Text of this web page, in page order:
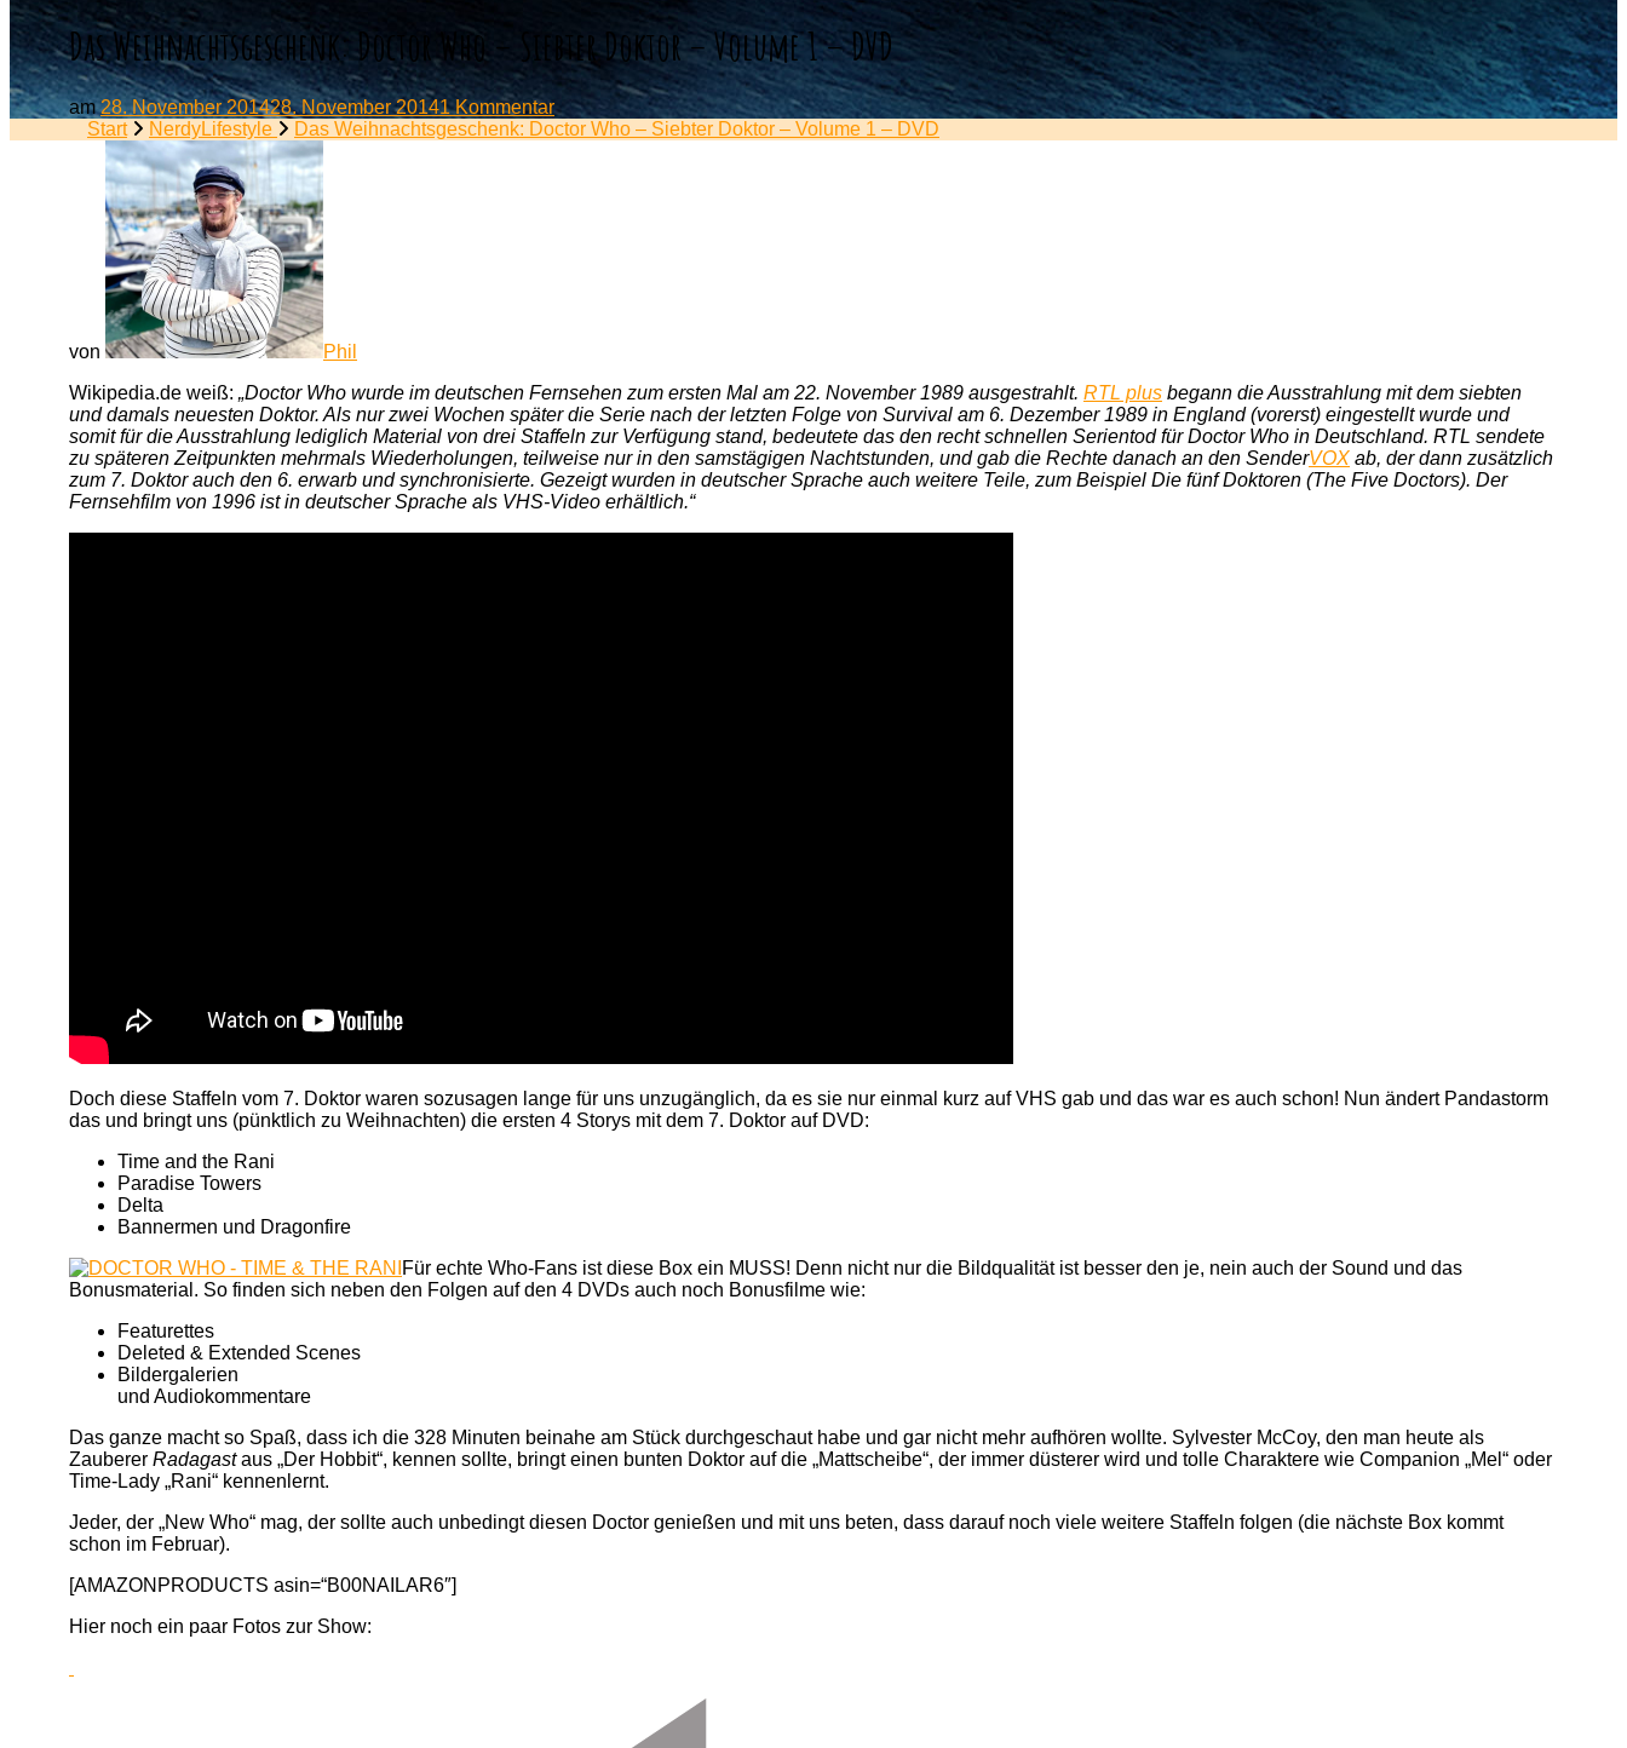
Das Weihnachtsgeschenk: Doctor Who – Siebter Doktor – Volume 1 – DVD
am28. November 201428. November 20141 Kommentarzu
Das
Start NerdyLifestyle Das Weihnachtsgeschenk: Doctor Who – Siebter Doktor – Volume 1 – DVD
von
Phil
Wikipedia.de weiß: „Doctor Who wurde im deutschen Fernsehen zum ersten Mal am 22. November 1989 ausgestrahlt. RTL plus begann die Ausstrahlung mit dem siebten
und damals neuesten Doktor. Als nur zwei Wochen später die Serie nach der letzten Folge von Survival am 6. Dezember 1989 in England (vorerst) eingestellt wurde und
somit für die Ausstrahlung lediglich Material von drei Staffeln zur Verfügung stand, bedeutete das den recht schnellen Serientod für Doctor Who in Deutschland. RTL sendete
zu späteren Zeitpunkten mehrmals Wiederholungen, teilweise nur in den samstägigen Nachtstunden, und gab die Rechte danach an den SenderVOX ab, der dann zusätzlich
zum 7. Doktor auch den 6. erwarb und synchronisierte. Gezeigt wurden in deutscher Sprache auch weitere Teile, zum Beispiel Die fünf Doktoren (The Five Doctors). Der
Fernsehfilm von 1996 ist in deutscher Sprache als VHS-Video erhältlich.“
Doch diese Staffeln vom 7. Doktor waren sozusagen lange für uns unzugänglich, da es sie nur einmal kurz auf VHS gab und das war es auch schon! Nun ändert Pandastorm
das und bringt uns (pünktlich zu Weihnachten) die ersten 4 Storys mit dem 7. Doktor auf DVD:
Time and the Rani
Paradise Towers
Delta
Bannermen und Dragonfire
Für echte Who-Fans ist diese Box ein MUSS! Denn nicht nur die Bildqualität ist besser den je, nein auch der Sound und das
Bonusmaterial. So finden sich neben den Folgen auf den 4 DVDs auch noch Bonusfilme wie:
Featurettes
Deleted & Extended Scenes
Bildergalerien
und Audiokommentare
Das ganze macht so Spaß, dass ich die 328 Minuten beinahe am Stück durchgeschaut habe und gar nicht mehr aufhören wollte. Sylvester McCoy, den man heute als
Zauberer Radagastaus „Der Hobbit“, kennen sollte, bringt einen bunten Doktor auf die „Mattscheibe“, der immer düsterer wird und tolle Charaktere wie Companion „Mel“ oder
Time-Lady „Rani“ kennenlernt.
Jeder, der „New Who“ mag, der sollte auch unbedingt diesen Doctor genießen und mit uns beten, dass darauf noch viele weitere Staffeln folgen (die nächste Box kommt
schon im Februar).
[AMAZONPRODUCTS asin=“B00NAILAR6″]
Hier noch ein paar Fotos zur Show: